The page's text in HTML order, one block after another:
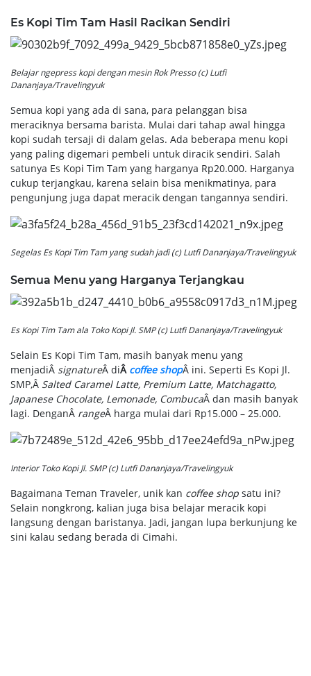
Es Kopi Tim Tam Hasil Racikan Sendiri
Belajarngepresskopi dengan mesinRok Presso(c) Lutfi
Dananjaya/Travelingyuk
Semua kopi yang ada di sana, para pelanggan bisa
meraciknya bersama barista. Mulai dari tahap awal hingga
kopi sudah tersaji di dalam gelas. Ada beberapa menu kopi
yang paling digemari pembeli untuk diracik sendiri. Salah
satunya Es Kopi Tim Tam yang harganya Rp20.000. Harganya
cukup terjangkau, karena selain bisa menikmatinya, para
pengunjung juga dapat meracik dengan tangannya sendiri.
Segelas Es Kopi Tim Tam yang sudah jadi (c) Lutfi Dananjaya/Travelingyuk
Semua Menu yang Harganya Terjangkau
Es Kopi Tim Tam ala Toko Kopi Jl. SMP (c) Lutfi Dananjaya/Travelingyuk
Selain Es Kopi Tim Tam, masih banyak menu yang
menjadiÂ signatureÂ diÂ coffee shopÂ ini. Seperti Es Kopi Jl.
SMP,Â Salted Caramel Latte, Premium Latte, Matchagatto,
Japanese Chocolate, Lemonade, CombucaÂ dan masih banyak
lagi. DenganÂ rangeÂ harga mulai dari Rp15.000 – 25.000.
Interior Toko Kopi Jl. SMP (c) Lutfi Dananjaya/Travelingyuk
Bagaimana Teman Traveler, unik kan coffee shop satu ini?
Selain nongkrong, kalian juga bisa belajar meracik kopi
langsung dengan baristanya. Jadi, jangan lupa berkunjung ke
sini kalau sedang berada di Cimahi.